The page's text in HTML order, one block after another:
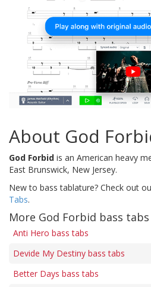
About God
God Forbid is an American heavy
East Brunswick, New Jersey.
New to bass tablature? Check out
Tabs.
More God Forbid bass tabs
Anti Hero bass tabs
Devide My Destiny bass tabs
Better Days bass tabs